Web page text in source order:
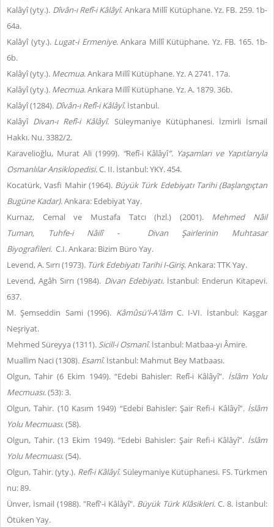
Kalâyî (yty.). Dîvân-ı Refî-i Kâlâyî. Ankara Millî Kütüphane. Yz. FB. 259. 1b-
64a.
Kalâyî (yty.).Lugat-i Ermeniye. Ankara Millî Kütüphane. Yz. FB. 165. 1b-
6b.
Kalâyî (yty.). Mecmua. Ankara Millî Kütüphane. Yz. A 2741. 17a.
Kalâyî (yty.). Mecmua. Ankara Millî Kütüphane. Yz. A. 1879. 36b.
Kalâyî (1284). Dîvân-ı Refî-i Kâlâyî. İstanbul.
Kalâyî Divan-ı Refî-i Kâlâyî. Süleymaniye Kütüphanesi. İzmirli İsmail
Hakkı. Nu. 3382/2.
Karavelioğlu, Murat Ali (1999). “Refî-i Kâlâyî”. Yaşamları ve Yapıtlarıyla
Osmanlılar Ansiklopedisi.C. II. İstanbul: YKY. 454.
Kocatürk, Vasfi Mahir (1964). Büyük Türk Edebiyatı Tarihi (Başlangıçtan
Bugüne Kadar). Ankara: Edebiyat Yay.
Kurnaz, Cemal ve Mustafa Tatcı (hzl.) (2001). Mehmed Nâil
Tuman,
Tuhfe-i Nâilî -
Divan Şairlerinin Muhtasar
Biyografileri. C.I.Ankara: Bizim Büro Yay.
Levend, A. Sırrı (1973). Türk Edebiyatı Tarihi I-Giriş. Ankara: TTK Yay.
Levend, Agâh Sırrı (1984). Divan Edebiyatı.İstanbul: Enderun Kitapevi.
637.
M. Şemseddin Sami (1996). Kâmûsü'l-A'lâm C. I-VI. İstanbul: Kaşgar
Neşriyat.
Mehmed Süreyya (1311). Sicill-i Osmanî. İstanbul: Matbaa-yı Âmire.
Muallim Naci (1308). Esamî. İstanbul: Mahmut Bey Matbaası.
Olgun, Tahir (6 Ekim 1949). “Edebi Bahisler: Refî-i Kâlâyî”. İslâm Yolu
Mecmuası. (53): 3.
Olgun, Tahir. (10 Kasım 1949) “Edebi Bahisler: Şair Refi-i Kâlâyî”. İslâm
Yolu Mecmuası. (58).
Olgun, Tahir. (13 Ekim 1949). “Edebi Bahisler: Şair Refi-i Kâlâyî”. İslâm
Yolu Mecmuası. (54).
Olgun, Tahir. (yty.). Refî-i Kâlâyî. Süleymaniye Kütüphanesi. FS. Türkmen
nu: 89.
Ünver, İsmail (1988). "Refî'-i Kâlâyî". Büyük Türk Klâsikleri. C. 8. İstanbul:
Ötüken Yay.